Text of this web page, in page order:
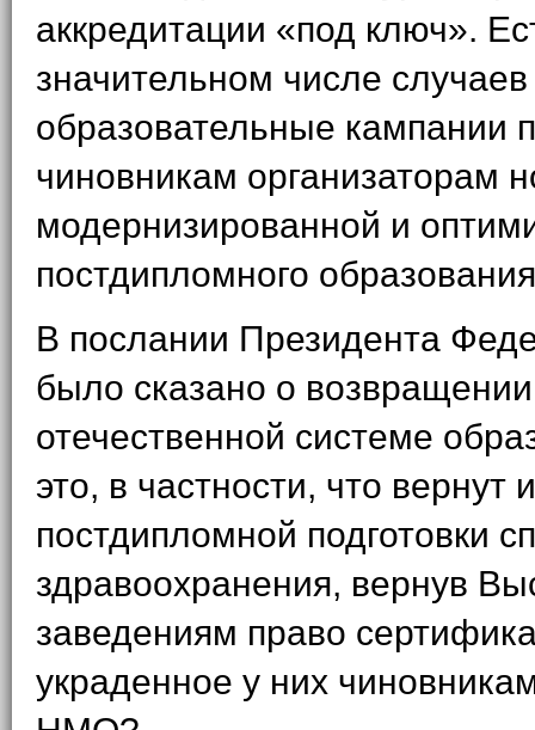
аккредитации «под ключ».
значительном числе случаев
образовательные кампании
чиновникам организаторам
модернизированной и
постдипломного
В послании Президента
было сказано о
отечественной системе
это, в частности, что вернут
постдипломной подготовки
здравоохранения, вернув
заведениям право
украденное у них